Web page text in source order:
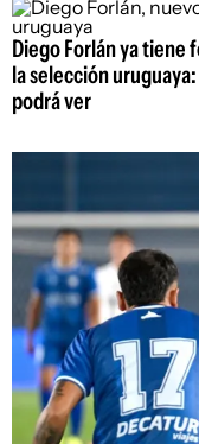
Diego Forlán ya tiene
la selección
podrá ver